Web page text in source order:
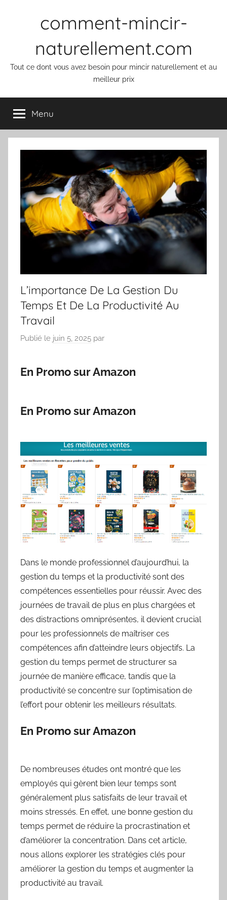
comment-mincir-
naturellement.com
Tout ce dont vous avez besoin pour mincir naturellement et au
meilleur prix
Menu
L’importance De La Gestion Du
Temps Et De La Productivité Au
Travail
Publié le juin 5, 2025 par
En Promo sur Amazon
En Promo sur Amazon
Dans le monde professionnel d’aujourd’hui, la
gestion du temps et la productivité sont des
compétences essentielles pour réussir. Avec des
journées de travail de plus en plus chargées et
des distractions omniprésentes, il devient crucial
pour les professionnels de maîtriser ces
compétences afin d’atteindre leurs objectifs. La
gestion du temps permet de structurer sa
journée de manière efficace, tandis que la
productivité se concentre sur l’optimisation de
l’effort pour obtenir les meilleurs résultats.
En Promo sur Amazon
De nombreuses études ont montré que les
employés qui gèrent bien leur temps sont
généralement plus satisfaits de leur travail et
moins stressés. En effet, une bonne gestion du
temps permet de réduire la procrastination et
d’améliorer la concentration. Dans cet article,
nous allons explorer les stratégies clés pour
améliorer la gestion du temps et augmenter la
productivité au travail.